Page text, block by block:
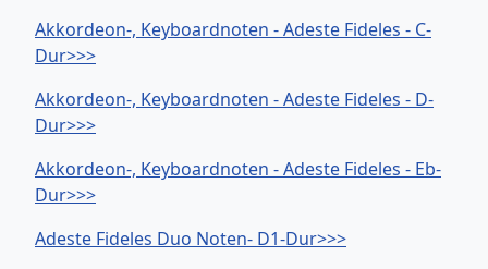
Akkordeon-, Keyboardnoten - Adeste Fideles - C-
Dur>>>
Akkordeon-, Keyboardnoten - Adeste Fideles - D-
Dur>>>
Akkordeon-, Keyboardnoten - Adeste Fideles - Eb-
Dur>>>
Adeste Fideles Duo Noten- D1-Dur>>>